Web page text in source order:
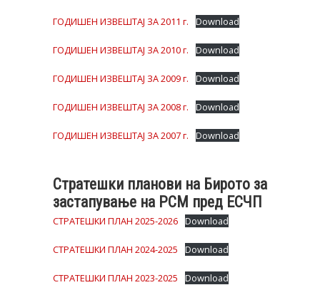
ГОДИШЕН ИЗВЕШТАЈ ЗА 2011 г. Download
ГОДИШЕН ИЗВЕШТАЈ ЗА 2010 г. Download
ГОДИШЕН ИЗВЕШТАЈ ЗА 2009 г. Download
ГОДИШЕН ИЗВЕШТАЈ ЗА 2008 г. Download
ГОДИШЕН ИЗВЕШТАЈ ЗА 2007 г. Download
Стратешки планови на Бирото за
застапување на РСМ пред ЕСЧП
СТРАТЕШКИ ПЛАН 2025-2026 Download
СТРАТЕШКИ ПЛАН 2024-2025 Download
СТРАТЕШКИ ПЛАН 2023-2025 Download